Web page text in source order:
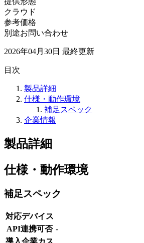
クラウド
参考価格
別途お問い合わせ
2026年04月30日 最終更新
目次
製品詳細
仕様・動作環境
補足スペック
企業情報
製品詳細
仕様・動作環境
補足スペック
対応デバイス
API連携可否 -